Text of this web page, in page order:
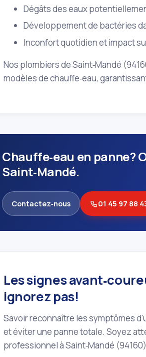
Dégâts des eaux
Développement de bactéries
Inconfort quotidien et impact
Nos plombiers de Saint‑Mandé
modèles de chauffe‑eau,
Chauffe‑eau en panne?
Saint‑Mandé.
Contactez‑nous 01 45 97 88
Les signes
ignorez pas!
Savoir reconnaître les symptômes
et éviter une panne totale. Soyez
professionnel à Saint‑Mandé